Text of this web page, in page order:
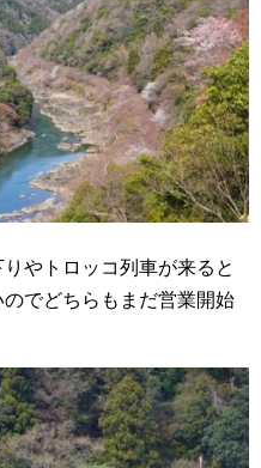
やトロッコ列車が来ると
でどちらもまだ営業開始